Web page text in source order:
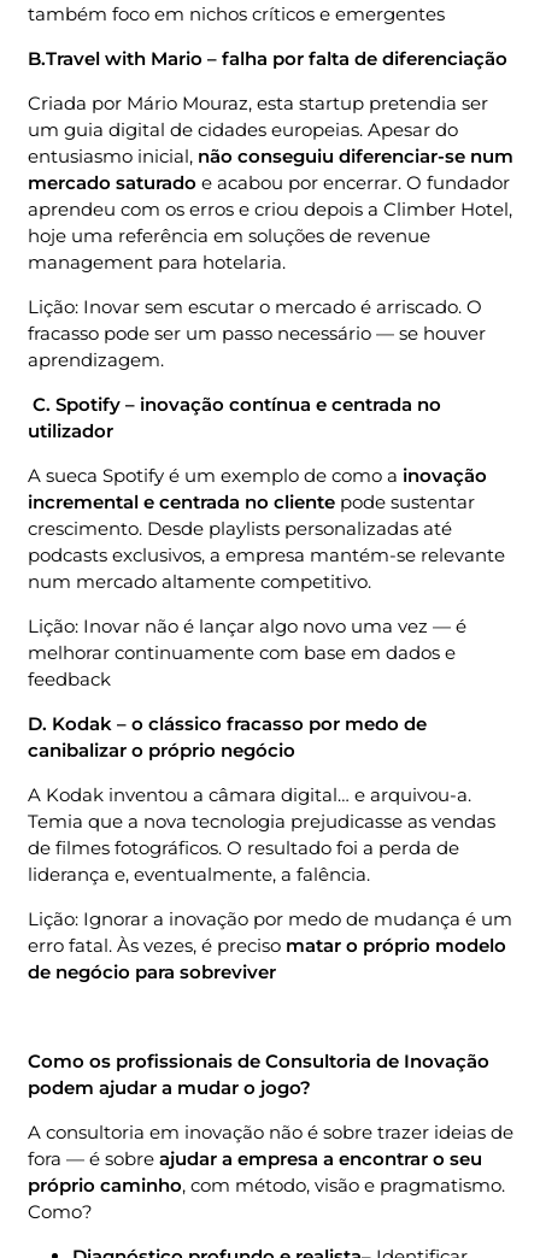
também foco em nichos críticos e emergentes
B.Travel with Mario – falha por falta de diferenciação
Criada por Mário Mouraz, esta startup pretendia ser
um guia digital de cidades europeias. Apesar do
entusiasmo inicial, não conseguiu diferenciar-se num
mercado saturado e acabou por encerrar. O fundador
aprendeu com os erros e criou depois a Climber Hotel,
hoje uma referência em soluções de revenue
management para hotelaria.
Lição: Inovar sem escutar o mercado é arriscado. O
fracasso pode ser um passo necessário — se houver
aprendizagem.
C. Spotify – inovação contínua e centrada no
utilizador
A sueca Spotify é um exemplo de como a inovação
incremental e centrada no clientepode sustentar
crescimento. Desde playlists personalizadas até
podcasts exclusivos, a empresa mantém-se relevante
num mercado altamente competitivo.
Lição: Inovar não é lançar algo novo uma vez — é
melhorar continuamente com base em dados e
feedback
D. Kodak – o clássico fracasso por medo de
canibalizar o próprio negócio
A Kodak inventou a câmara digital… e arquivou-a.
Temia que a nova tecnologia prejudicasse as vendas
de filmes fotográficos. O resultado foi a perda de
liderança e, eventualmente, a falência.
Lição: Ignorar a inovação por medo de mudança é um
erro fatal. Às vezes, é preciso matar o próprio modelo
de negócio para sobreviver
Como os profissionais de Consultoria de Inovação
podem ajudar a mudar o jogo?
A consultoria em inovação não é sobre trazer ideias de
fora — é sobre ajudar a empresa a encontrar o seu
próprio caminho, com método, visão e pragmatismo.
Como?